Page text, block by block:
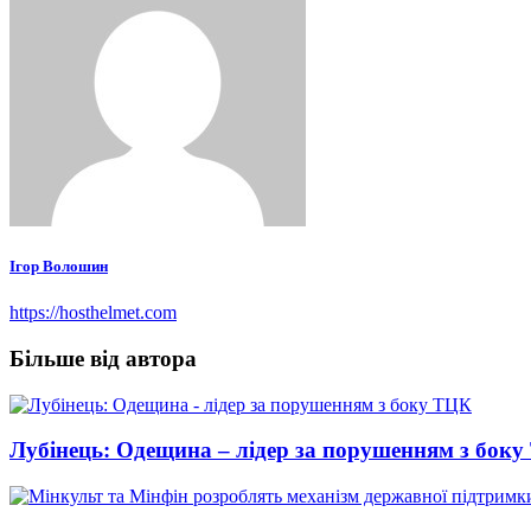
Ігор Волошин
https://hosthelmet.com
Більше від автора
Лубінець: Одещина – лідер за порушенням з